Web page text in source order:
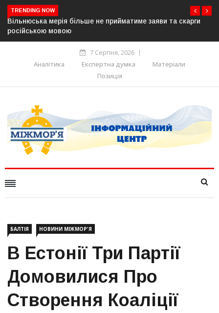
TRENDING NOW
скарги
В Угорщині можуть обрати нового президента вже
серпня — фракція «Тиси»
7 Серпня, 2026
Аналітика
Експертна думка
Матеріали
Позиція
БАЛТІЯ НОВИНИ МІЖМОР'Я
В Естонії Три Партії
Домовилися Про
Створення Коаліції